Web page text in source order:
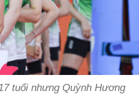
tuổi nhưng Quỳnh Hương